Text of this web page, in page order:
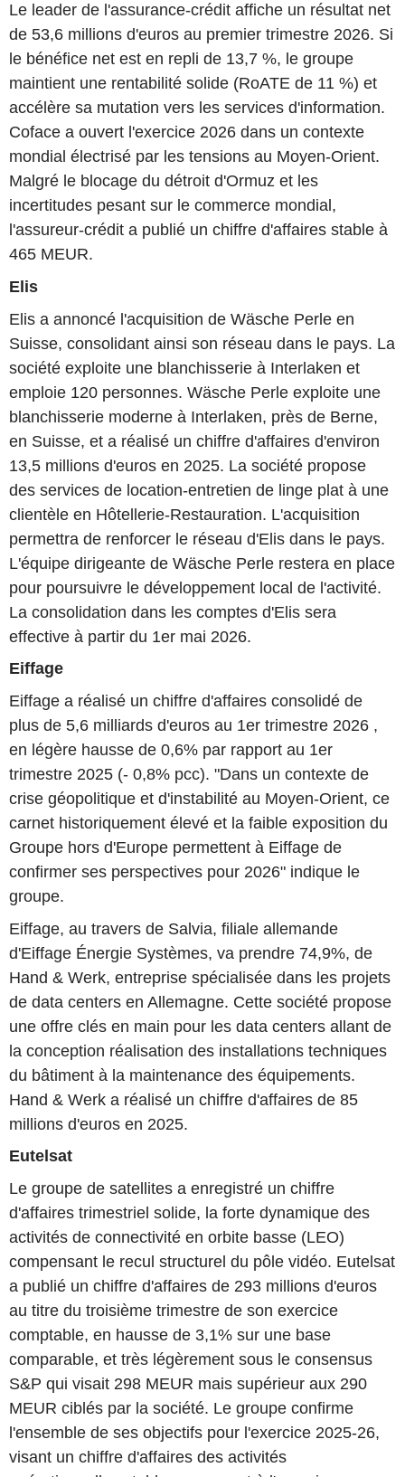
Le leader de l'assurance-crédit affiche un résultat net
de 53,6 millions d'euros au premier trimestre 2026. Si
le bénéfice net est en repli de 13,7 %, le groupe
maintient une rentabilité solide (RoATE de 11 %) et
accélère sa mutation vers les services d'information.
Coface a ouvert l'exercice 2026 dans un contexte
mondial électrisé par les tensions au Moyen-Orient.
Malgré le blocage du détroit d'Ormuz et les
incertitudes pesant sur le commerce mondial,
l'assureur-crédit a publié un chiffre d'affaires stable à
465 MEUR.
Elis
Elis a annoncé l'acquisition de Wäsche Perle en
Suisse, consolidant ainsi son réseau dans le pays. La
société exploite une blanchisserie à Interlaken et
emploie 120 personnes. Wäsche Perle exploite une
blanchisserie moderne à Interlaken, près de Berne,
en Suisse, et a réalisé un chiffre d'affaires d'environ
13,5 millions d'euros en 2025. La société propose
des services de location-entretien de linge plat à une
clientèle en Hôtellerie-Restauration. L'acquisition
permettra de renforcer le réseau d'Elis dans le pays.
L'équipe dirigeante de Wäsche Perle restera en place
pour poursuivre le développement local de l'activité.
La consolidation dans les comptes d'Elis sera
effective à partir du 1er mai 2026.
Eiffage
Eiffage a réalisé un chiffre d'affaires consolidé de
plus de 5,6 milliards d'euros au 1er trimestre 2026 ,
en légère hausse de 0,6% par rapport au 1er
trimestre 2025 (- 0,8% pcc). "Dans un contexte de
crise géopolitique et d'instabilité au Moyen-Orient, ce
carnet historiquement élevé et la faible exposition du
Groupe hors d'Europe permettent à Eiffage de
confirmer ses perspectives pour 2026" indique le
groupe.
Eiffage, au travers de Salvia, filiale allemande
d'Eiffage Énergie Systèmes, va prendre 74,9%, de
Hand & Werk, entreprise spécialisée dans les projets
de data centers en Allemagne. Cette société propose
une offre clés en main pour les data centers allant de
la conception réalisation des installations techniques
du bâtiment à la maintenance des équipements.
Hand & Werk a réalisé un chiffre d'affaires de 85
millions d'euros en 2025.
Eutelsat
Le groupe de satellites a enregistré un chiffre
d'affaires trimestriel solide, la forte dynamique des
activités de connectivité en orbite basse (LEO)
compensant le recul structurel du pôle vidéo. Eutelsat
a publié un chiffre d'affaires de 293 millions d'euros
au titre du troisième trimestre de son exercice
comptable, en hausse de 3,1% sur une base
comparable, et très légèrement sous le consensus
S&P qui visait 298 MEUR mais supérieur aux 290
MEUR ciblés par la société. Le groupe confirme
l'ensemble de ses objectifs pour l'exercice 2025-26,
visant un chiffre d'affaires des activités